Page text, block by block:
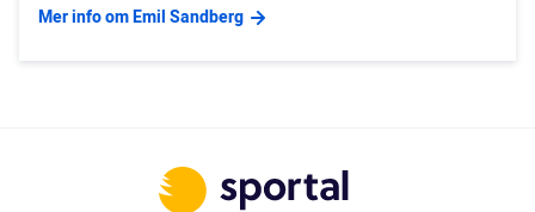
Mer info om Emil Sandberg